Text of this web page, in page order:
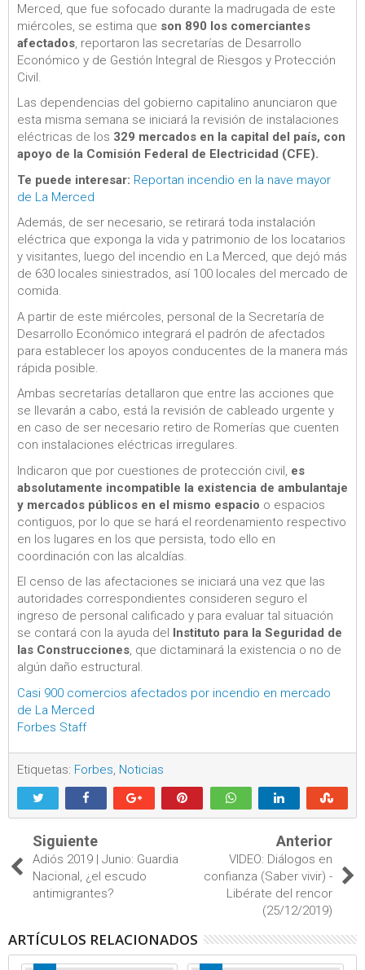
Merced, que fue sofocado durante la madrugada de este
miércoles, se estima que son 890 los comerciantes
afectados , reportaron las secretarías de Desarrollo
Económico y de Gestión Integral de Riesgos y Protección
Civil.
Las dependencias del gobierno capitalino anunciaron que
esta misma semana se iniciará la revisión de instalaciones
eléctricas de los 329 mercados en la capital del país, con
apoyo de la Comisión Federal de Electricidad (CFE).
Te puede interesar: Reportan incendio en la nave mayor
de La Merced
Además, de ser necesario, se retirará toda instalación
eléctrica que exponga la vida y patrimonio de los locatarios
y visitantes, luego del incendio en La Merced, que dejó más
de 630 locales siniestrados, así 100 locales del mercado de
comida.
A partir de este miércoles, personal de la Secretaría de
Desarrollo Económico integrará el padrón de afectados
para establecer los apoyos conducentes de la manera más
rápida posible.
Ambas secretarías detallaron que entre las acciones que
se llevarán a cabo, está la revisión de cableado urgente y
en caso de ser necesario retiro de Romerías que cuenten
con instalaciones eléctricas irregulares.
Indicaron que por cuestiones de protección civil, es
absolutamente incompatible la existencia de ambulantaje
y mercados públicos en el mismo espacio o espacios
contiguos, por lo que se hará el reordenamiento respectivo
en los lugares en los que persista, todo ello en
coordinación con las alcaldías.
El censo de las afectaciones se iniciará una vez que las
autoridades correspondientes consideren seguro el
ingreso de personal calificado y para evaluar tal situación
se contará con la ayuda del Instituto para la Seguridad de
las Construcciones, que dictaminará la existencia o no de
algún daño estructural.
Casi 900 comercios afectados por incendio en mercado
de La Merced
Forbes Staff
Etiquetas: Forbes, Noticias
Siguiente
Adiós 2019 | Junio: Guardia
Nacional, ¿el escudo
antimigrantes?
Anterior
VIDEO: Diálogos en
confianza (Saber vivir) -
Libérate del rencor
(25/12/2019)
ARTÍCULOS RELACIONADOS